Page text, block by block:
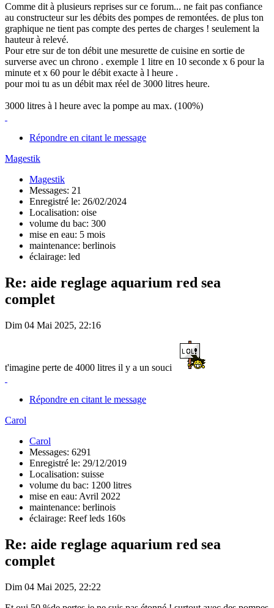
Comme dit à plusieurs reprises sur ce forum... ne fait pas confiance
au constructeur sur les débits des pompes de remontées. de plus ton
graphique ne tient pas compte des pertes de charges ! seulement la
hauteur à relevé.
Pour etre sur de ton débit une mesurette de cuisine en sortie de
surverse avec un chrono . exemple 1 litre en 10 seconde x 6 pour la
minute et x 60 pour le débit exacte à l heure .
pour moi tu as un débit max réel de 3000 litres heure.
3000 litres à l heure avec la pompe au max. (100%)
Répondre en citant le message
Magestik
Magestik
Messages: 21
Enregistré le: 26/02/2024
Localisation: oise
volume du bac: 300
mise en eau: 5 mois
maintenance: berlinois
éclairage: led
Re: aide reglage aquarium red sea
complet
Dim 04 Mai 2025, 22:16
t'imagine perte de 4000 litres il y a un souci
Répondre en citant le message
Carol
Carol
Messages: 6291
Enregistré le: 29/12/2019
Localisation: suisse
volume du bac: 1200 litres
mise en eau: Avril 2022
maintenance: berlinois
éclairage: Reef leds 160s
Re: aide reglage aquarium red sea
complet
Dim 04 Mai 2025, 22:22